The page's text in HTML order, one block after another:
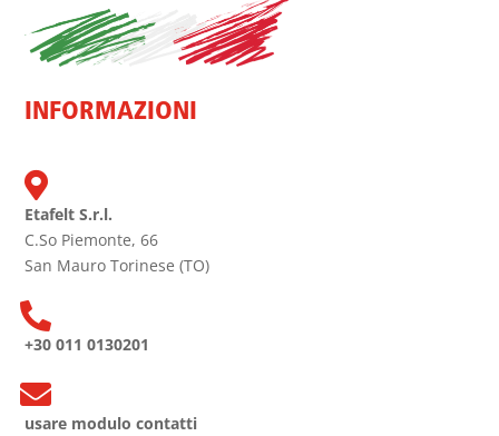
INFORMAZIONI

Etafelt S.r.l.
C.So Piemonte, 66
San Mauro Torinese (TO)

+30 011 0130201

usare modulo contatti